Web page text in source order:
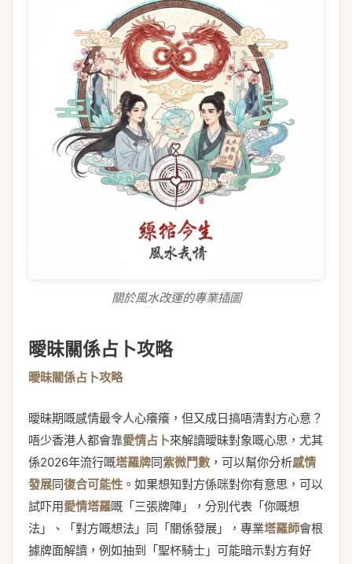
關於風水改運的專業插圖
曖昧關係占卜攻略
曖昧關係占卜攻略
曖昧期嘅感情最令人心癢癢，但又成日搞唔清對方心意？
唔少香港人都會靠愛情占卜來解讀曖昧對象嘅心思，尤其
係2026年流行嘅塔羅牌同紫微鬥數，可以幫你分析感情
發展同復合可能性 。如果想知對方係咪對你有意思，可以
試吓用愛情塔羅嘅「三張牌陣」，分別代表「你嘅想
法」、「對方嘅想法」同「關係發展」，專業塔羅師會根
據牌面解讀，例如抽到「聖杯騎士」可能暗示對方有好